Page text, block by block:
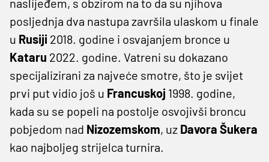
naslijeđem, s obzirom na to da su njihova
posljednja dva nastupa završila ulaskom u finale
u Rusiji 2018. godine i osvajanjem bronce u
Kataru 2022. godine. Vatreni su dokazano
specijalizirani za najveće smotre, što je svijet
prvi put vidio još u Francuskoj 1998. godine,
kada su se popeli na postolje osvojivši broncu
pobjedom nad Nizozemskom, uz Davora Šukera
kao najboljeg strijelca turnira.